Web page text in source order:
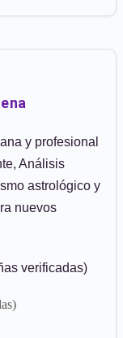
y profesional
Análisis
astrológico y
nuevos
verificadas)